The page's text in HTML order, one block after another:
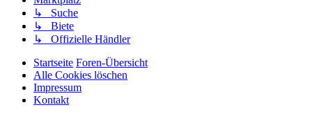
↳ Suche
↳ Biete
↳ Offizielle Händler
Startseite Foren-Übersicht
Alle Cookies löschen
Impressum
Kontakt